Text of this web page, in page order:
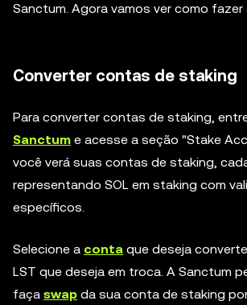
Sanctum. Agora vamos ver como fazer
Converter contas de staking
Para converter contas de staking,
Sanctum e acesse a seção "Stake
você verá suas contas de staking,
representando SOL em staking com
específicos.
Selecione a conta que deseja
LST que deseja em troca. A Sanctum
faça swap da sua conta de staking